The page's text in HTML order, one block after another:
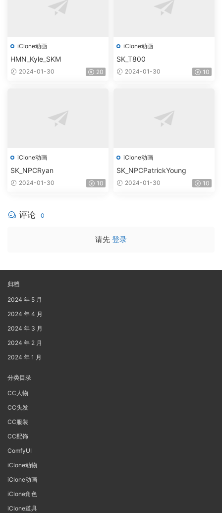
iClone动画
HMN_Kyle_SKM
2024-01-30 20
iClone动画
SK_T800
2024-01-30 10
iClone动画
SK_NPCRyan
2024-01-30 10
iClone动画
SK_NPCPatrickYoung
2024-01-30 10
评论 0
请先 登录
归档
2024 年 5 月
2024 年 4 月
2024 年 3 月
2024 年 2 月
2024 年 1 月
分类目录
CC人物
CC头发
CC服装
CC配饰
ComfyUI
iClone动物
iClone动画
iClone角色
iClone道具